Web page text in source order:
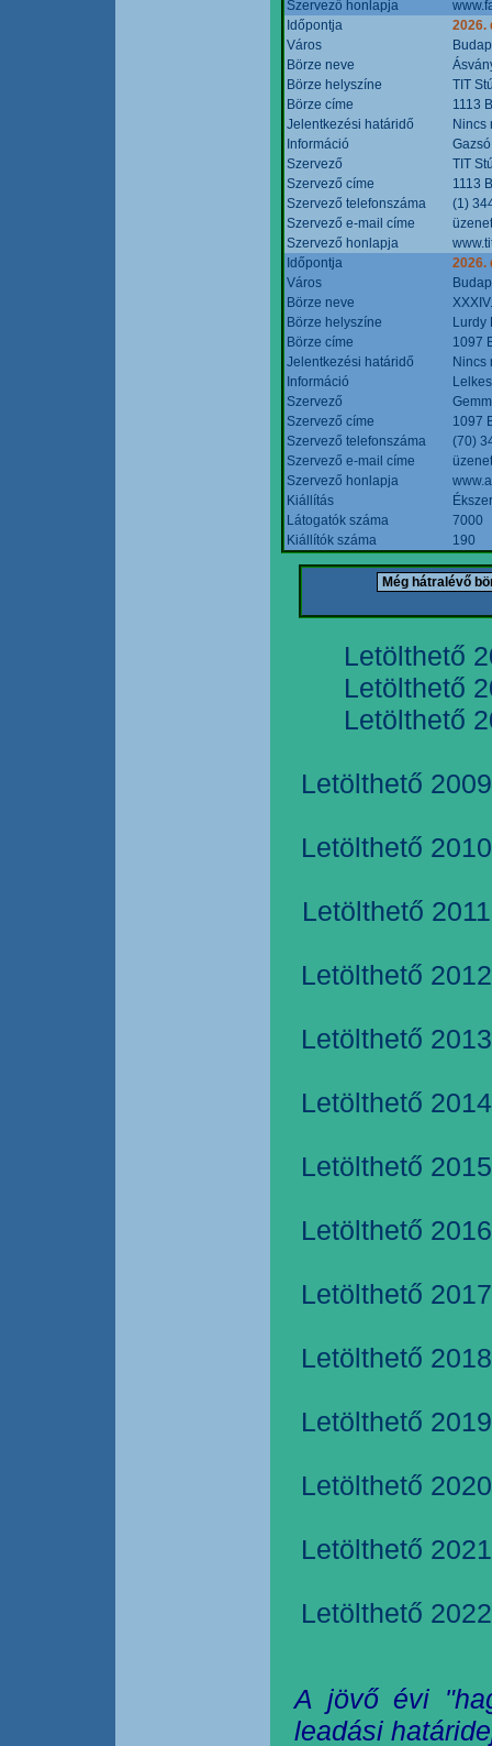
Szervező honlapja
Időpontja
2026.
Város
Börze neve
Börze helyszíne
TIT
Börze címe
1113
Jelentkezési határidő
Nincs
Információ
Szervező
TIT
Szervező címe
1113
Szervező telefonszáma
(1)
Szervező e-mail címe
Szervező honlapja
Időpontja
2026.
Város
Börze neve
Börze helyszíne
Lurdy
Börze címe
1097
Jelentkezési határidő
Nincs
Információ
Szervező
Szervező címe
1097
Szervező telefonszáma
(70)
Szervező e-mail címe
Szervező honlapja
Kiállítás
Látogatók száma
7000
Kiállítók száma
190
Letölthető
Letölthető
Letölthető
Letölthető
Letölthető
Letölthető
Letölthető
Letölthető
Letölthető
Letölthető
Letölthető
Letölthető
Letölthető
Letölthető
Letölthető
Letölthető
Letölthető
A jövő évi
leadási